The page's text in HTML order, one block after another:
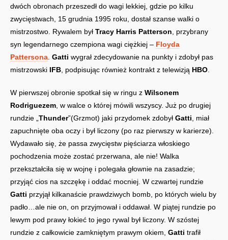
dwóch obronach przeszedł do wagi lekkiej, gdzie po kilku
zwycięstwach, 15 grudnia 1995 roku, dostał szanse walki o
mistrzostwo. Rywalem był Tracy Harris Patterson , przybrany
syn legendarnego czempiona wagi ciężkiej – Floyda
Pattersona Gatti wygrał zdecydowanie na punkty i zdobył pas
mistrzowski IFB , podpisując również kontrakt z telewizją HBO
W pierwszej obronie spotkał się w ringu z Wilsonem
Rodriguezem , w walce o której mówili wszyscy. Już po drugiej
rundzie „ Thunder”(Grzmot) jaki przydomek zdobył Gatti , miał
zapuchnięte oba oczy i był liczony (po raz pierwszy w karierze).
Wydawało się, że passa zwycięstw pięściarza włoskiego
pochodzenia może zostać przerwana, ale nie! Walka
przekształciła się w wojnę i polegała głownie na zasadzie;
przyjąć cios na szczękę i oddać mocniej. W czwartej rundzie
Gatti przyjął kilkanaście prawdziwych bomb, po których wielu by
padło…ale nie on, on przyjmował i oddawał. W piątej rundzie po
lewym pod prawy łokieć to jego rywal był liczony. W szóstej
rundzie z całkowicie zamkniętym prawym okiem, Gatti trafił